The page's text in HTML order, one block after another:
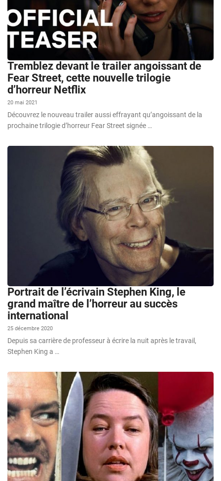
Tremblez devant le trailer angoissant de
Fear Street, cette nouvelle trilogie
d’horreur Netflix
20 mai 2021
Découvrez le nouveau trailer aussi effrayant qu’angoissant de la
prochaine trilogie d’horreur Fear Street signée …
Portrait de l’écrivain Stephen King, le
grand maître de l’horreur au succès
international
25 décembre 2020
Depuis sa carrière de professeur à écrire la nuit après le travail,
Stephen King a …